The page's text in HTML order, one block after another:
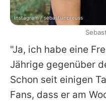
"Ja, ich habe eine
Jährige gegenüber
Schon seit einigen
Fans, dass er am
Instagram / sebastianpreuss